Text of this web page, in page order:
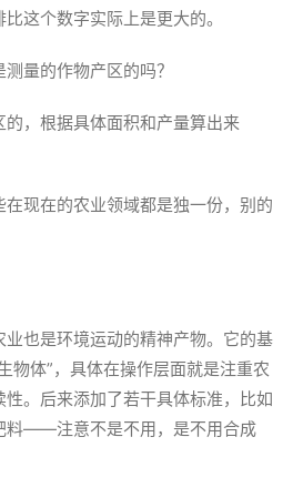
这个数字实际上是更大的。
量的作物产区的吗？
的，根据具体面积和产量算出来
现在的农业领域都是独一份，别的
也是环境运动的精神产物。它的基
物体”，具体在操作层面就是注重农
。后来添加了若干具体标准，比如
料——注意不是不用，是不用合成